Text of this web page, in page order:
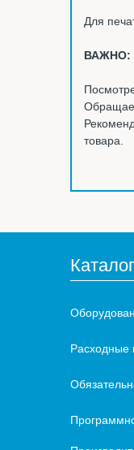
Для
ВАЖНО:
товара.
Расходные